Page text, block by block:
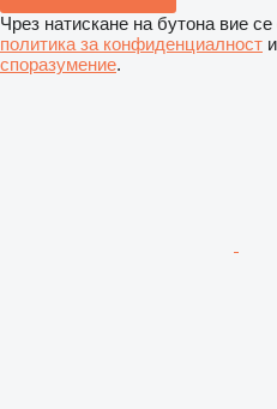
Чрез натискане на бутона вие
политика за конфиденциалност и
споразумение.